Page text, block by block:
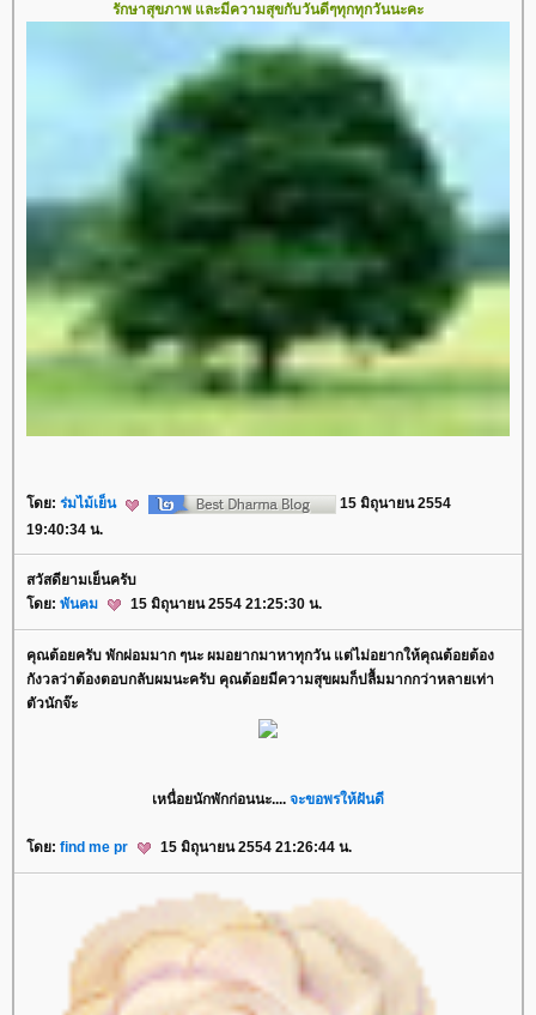
รักษาสุขภาพ และมีความสุขกับวันดีๆทุกทุกวันนะคะ
ดย: ร่มไม้เย็น
15 มิถุนายน 2554
19:40:34 น.
สวัสดียามเย็นครับ
ดย: พันคม 15 มิถุนายน 2554 21:25:30 น.
คุณต้อยครับ พักผ่อมมาก ๆนะ ผมอยากมาหาทุกวัน แต่ไม่อยากให้คุณต้อยต้อง
กังวลว่าต้องตอบกลับผมนะครับ คุณต้อยมีความสุขผมก็ปลื้มมากกว่าหลายเท่า
ตัวนักจ๊ะ
เหนื่อยนักพักก่อนนะ.... จะขอพรให้ฝันดี
ดย: find me pr 15 มิถุนายน 2554 21:26:44 น.